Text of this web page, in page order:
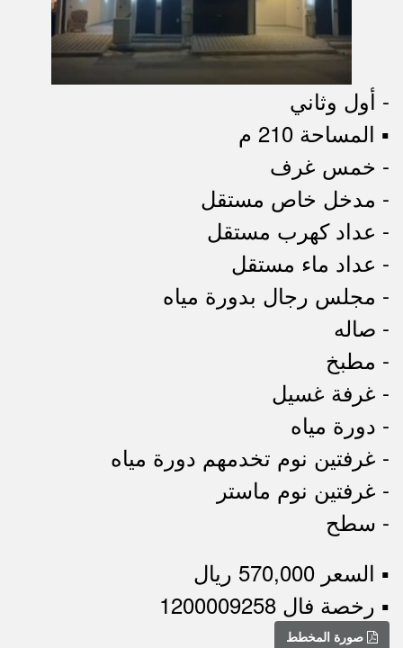
- أول وثاني
▪︎ المساحة 210 م
- خمس غرف
- مدخل خاص مستقل
- عداد كهرب مستقل
- عداد ماء مستقل
- مجلس رجال بدورة مياه
- صاله
- مطبخ
- غرفة غسيل
- دورة مياه
- غرفتين نوم تخدمهم دورة مياه
- غرفتين نوم ماستر
- سطح
▪︎ السعر 570,000 ريال
▪︎ رخصة فال 1200009258
صورة المخطط